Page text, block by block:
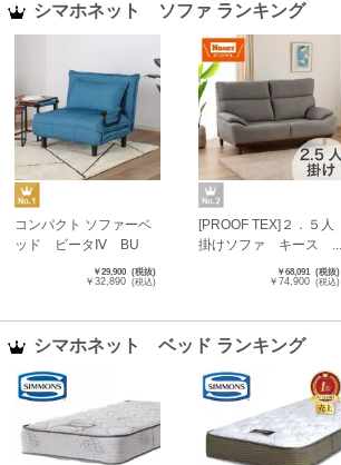
シマホネット ソファ ランキング
コンパクト ソファーベ
ッド ビータⅣ BU
￥29,900 (税抜)
￥32,890 (税込)
[PROOF TEX]２．５人
掛けソファ キース ...
￥68,091 (税抜)
￥74,900 (税込)
シマホネット ベッド ランキング